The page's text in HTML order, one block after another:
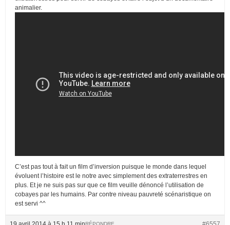
animalier.
C’est pas tout à fait un film d’inversion puisque le monde dans lequel
évoluent l’histoire est le notre avec simplement des extraterrestres en
plus. Et je ne suis pas sur que ce film veuille dénoncé l’utilisation de
cobayes par les humains. Par contre niveau pauvreté scénaristique on
est servi ^^
RÉPONDRE